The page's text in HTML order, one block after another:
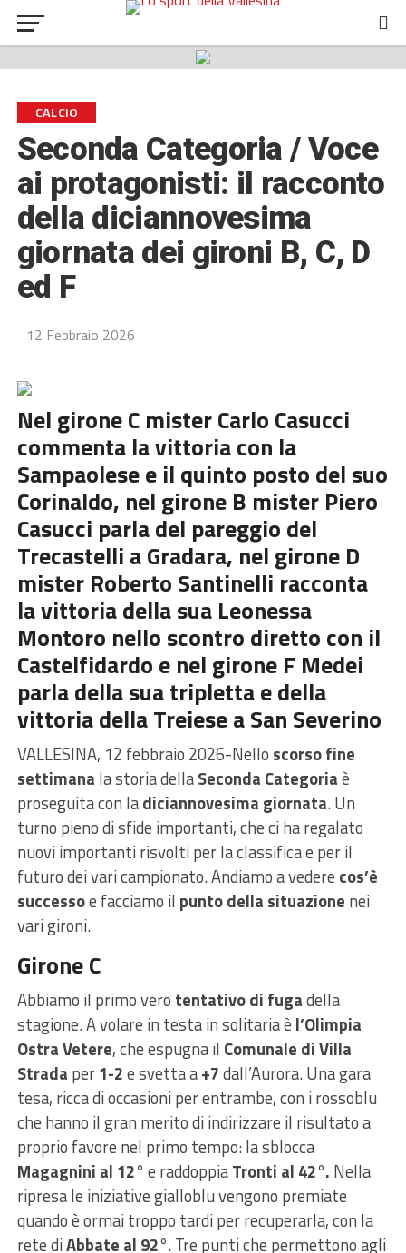
CALCIO
Seconda Categoria / Voce
ai protagonisti: il racconto
della diciannovesima
giornata dei gironi B, C, D
ed F
12 Febbraio 2026
Nel girone C mister Carlo Casucci
commenta la vittoria con la
Sampaolese e il quinto posto del suo
Corinaldo, nel girone B mister Piero
Casucci parla del pareggio del
Trecastelli a Gradara, nel girone D
mister Roberto Santinelli racconta
la vittoria della sua Leonessa
Montoro nello scontro diretto con il
Castelfidardo e nel girone F Medei
parla della sua tripletta e della
vittoria della Treiese a San Severino
VALLESINA, 12 febbraio 2026-Nello scorso fine
settimana la storia dellaSeconda Categoriaè
proseguita con ladiciannovesima giornata. Un
turno pieno di sfide importanti, che ci ha regalato
nuovi importanti risvolti per la classifica e per il
futuro dei vari campionato. Andiamo a vedere cos’è
successoe facciamo il punto della situazione nei
vari gironi.
Girone C
Abbiamo il primo vero tentativo di fugadella
stagione. A volare in testa in solitaria è l’Olimpia
Ostra Vetere, che espugna il Comunale di Villa
Strada per1-2e svetta a+7dall’Aurora. Una gara
tesa, ricca di occasioni per entrambe, con i rossoblu
che hanno il gran merito di indirizzare il risultato a
proprio favore nel primo tempo: la sblocca
Magagnini al 12° e raddoppiaTronti al 42°. Nella
ripresa le iniziative gialloblu vengono premiate
quando è ormai troppo tardi per recuperarla, con la
rete diAbbate al 92°. Tre punti che permettono agli